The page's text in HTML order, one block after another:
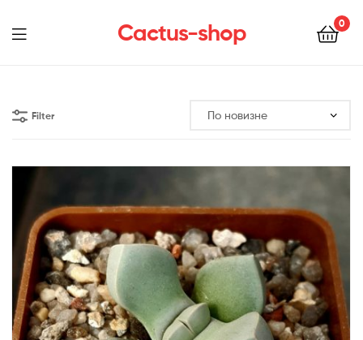
Cactus-shop 0
Menu
Filter